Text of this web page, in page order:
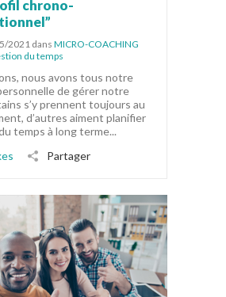
chrono-
2021 dans MICRO-COACHING
du temps
nous avons tous notre
de gérer notre
s’y prennent toujours au
d’autres aiment planifier
temps à long terme...
Partager